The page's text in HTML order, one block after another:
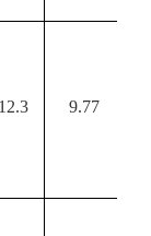
9.77